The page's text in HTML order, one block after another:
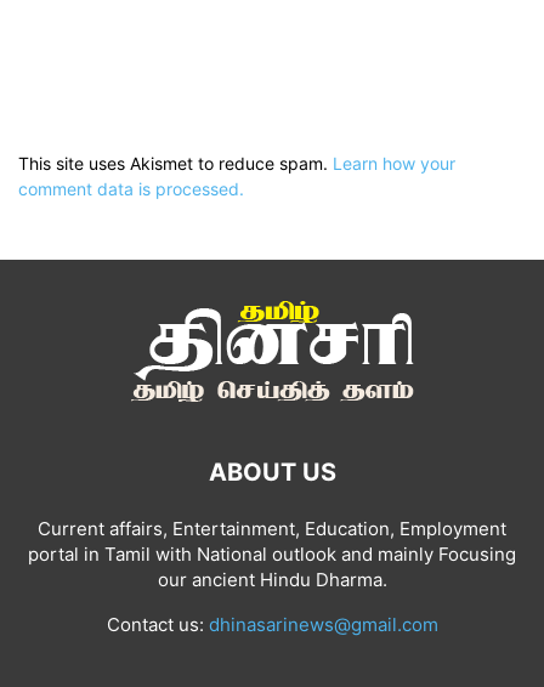
This site uses Akismet to reduce spam. Learn how your
comment data is processed.
ABOUT US
Current affairs, Entertainment, Education, Employment
portal in Tamil with National outlook and mainly Focusing
our ancient Hindu Dharma.
Contact us: dhinasarinews@gmail.com